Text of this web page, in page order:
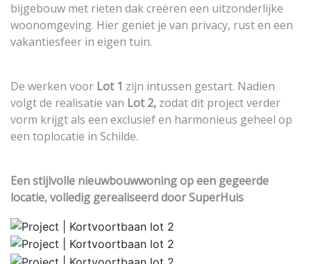
bijgebouw met rieten dak creëren een uitzonderlijke
woonomgeving. Hier geniet je van privacy, rust en een
vakantiesfeer in eigen tuin.
De werken voor Lot 1 zijn intussen gestart. Nadien
volgt de realisatie van Lot 2, zodat dit project verder
vorm krijgt als een exclusief en harmonieus geheel op
een toplocatie in Schilde.
Een stijlvolle nieuwbouwwoning op een gegeerde
locatie, volledig gerealiseerd door SuperHuis